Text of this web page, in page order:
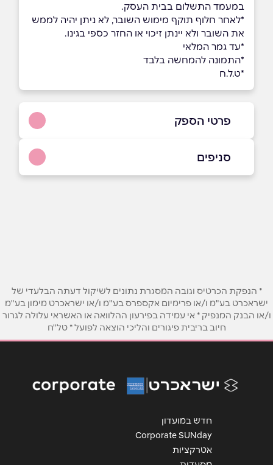
במעמד התשלום בבית העסק.
*לאחר חלוף תוקף מימוש השובר, לא ניתן יהיה לממש
את השובר ולא יינתן זיכוי או החזר כספי בגינו.
*עד גמר המלאי
*התמונה להמחשה בלבד
*ט.ל.ח
פרטי הספק
באתר בפייסבוק באינסטגרם
אימייל*
אנא חזרו אלי בקשר ל...
סניפים
* הנפקת הכרטיס וגובה המסגרת נתונים לשיקול דעתה הבלעדי של
ישראכרט בע"מ ו/או פרימיום אקספרס בע"מ ו/או ישראכרט מימון בע"מ
ו/או הבנק המנפיק * אי עמידה בפירעון ההלוואה או האשראי עלולה לגרור
חיוב בריבית פיגורים והליכי הוצאה לפועל * טל"ח
חדש במועדון
Corporate SUNday
אטרקציות